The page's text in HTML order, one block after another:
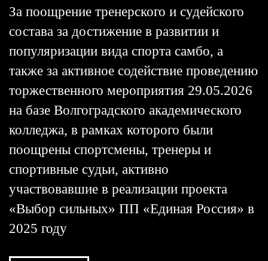
За поощрение тренерского и судейского
состава за достижение в развитии и
популяризации вида спорта самбо, а
также за активное содействие проведению
торжественного мероприятия 29.05.2026
на базе Волгоградского академического
колледжа, в рамках которого были
поощрены спортсмены, тренеры и
спортивные судьи, активно
участвовавшие в реализации проекта
«Выбор сильных» ПП «Единая Россия» в
2025 году